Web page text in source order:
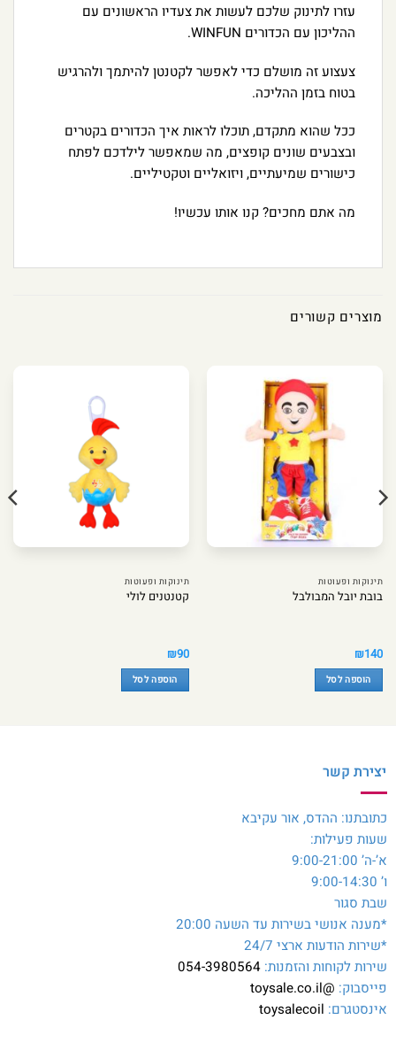
עזרו לתינוק שלכם לעשות את צעדיו הראשונים עם
ההליכון עם הכדורים WINFUN.
צעצוע זה מושלם כדי לאפשר לקטנטן להיתמך ולהרגיש
בטוח בזמן ההליכה.
ככל שהוא מתקדם, תוכלו לראות איך הכדורים בקטרים
ובצבעים שונים קופצים, מה שמאפשר לילדכם לפתח
כישורים שמיעתיים, ויזואליים וטקטיליים.
מה אתם מחכים? קנו אותו עכשיו!
מוצרים קשורים
תינוקות ופעוטות
בובת יובל המבולבל
₪140
הוספה לסל
תינוקות ופעוטות
קטנטנים לולי
₪90
הוספה לסל
יצירת קשר
כתובתנו: ההדס, אור עקיבא
שעות פעילות:
א’-ה’ 9:00-21:00
ו’ 9:00-14:30
שבת סגור
*מענה אנושי בשירות עד השעה 20:00
*שירות הודעות ארצי 24/7
שירות לקוחות והזמנות: 054-3980564
פייסבוק: @toysale.co.il
אינסטגרם: toysalecoil